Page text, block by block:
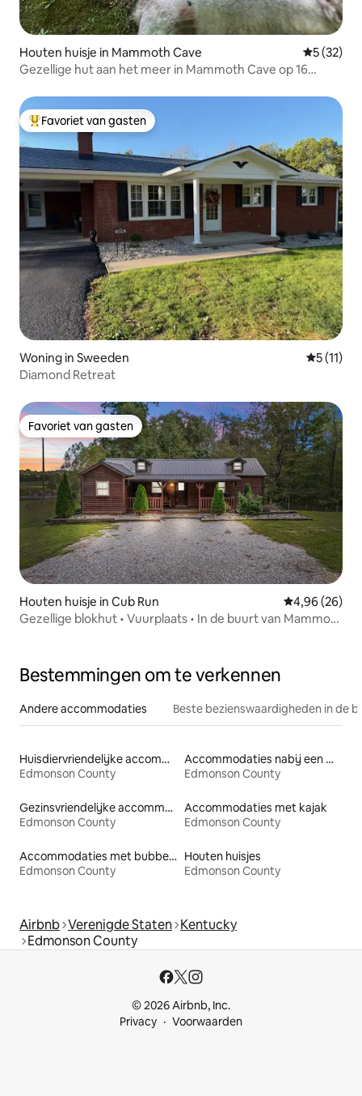
Houten huisje in Mammoth Cave
5 (32)
Gezellige hut aan het meer in Mammoth Cave op 16
Topfavoriet van gasten
Favoriet van gasten
Woning in Sweeden
5 (11)
Diamond Retreat
Favoriet van gasten
Favoriet van gasten
Houten huisje in Cub Run Gemiddelde
4,96 (26)
Gezellige blokhut • Vuurplaats • In de buurt van Mammoth
Bestemmingen om te verkennen
Andere accommodaties Beste bezienswaardigheden in de
Huisdiervriendelijke accommodaties
Edmonson County
Accommodaties nabij een meer
Edmonson County
Gezinsvriendelijke accommodaties
Edmonson County
Accommodaties met kajak
Edmonson County
Accommodaties met bubbelbad
Edmonson County
Houten huisjes
Edmonson County
Airbnb Verenigde Staten Kentucky
Edmonson County
© 2026 Airbnb, Inc.
Privacy
Voorwaarden